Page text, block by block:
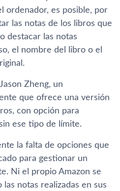
ordenador, es posible, por
las notas de los libros que
destacar las notas
el nombre del libro o el
Zheng, un
que ofrece una versión
con opción para
ese tipo de lí­mite.
la falta de opciones que
para gestionar un
Ni el propio Amazon se
notas realizadas en sus